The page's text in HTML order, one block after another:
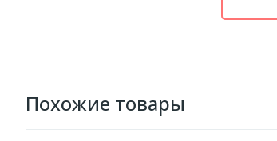
Похожие товары